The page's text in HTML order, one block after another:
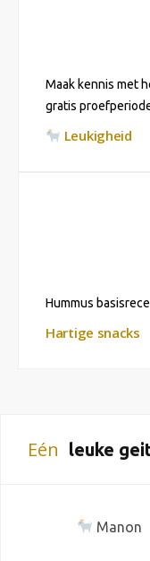
Maak kennis met
gratis
Leukigheid
Hummus
Hartige snacks
Eén leuke
Manon